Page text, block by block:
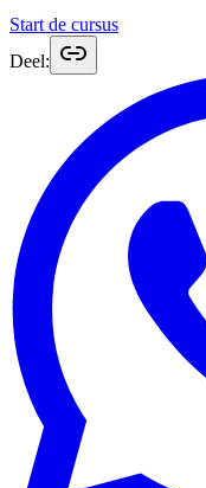
Start de cursus
Deel: